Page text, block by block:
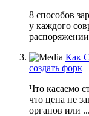
8 способов
у каждого
Как
создать форк
Что касаемо
что цена не
органов или